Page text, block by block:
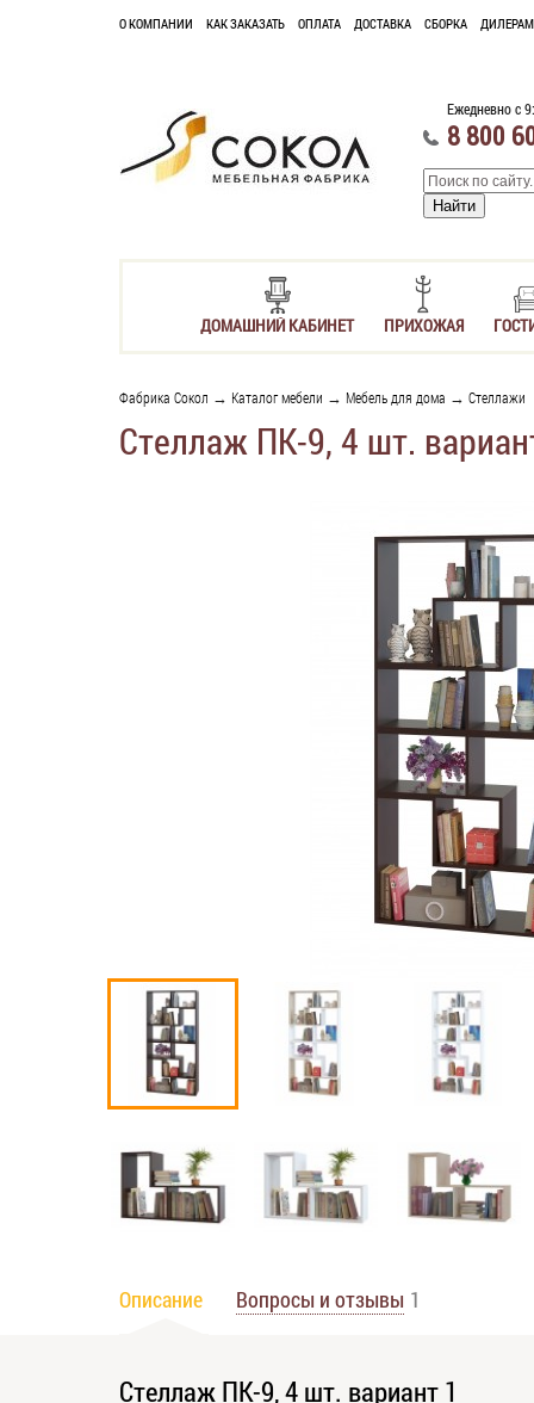
О КОМПАНИИ КАК ЗАКАЗАТЬ ОПЛАТА ДОСТАВКА СБОРКА ДИЛЕРАМ
Ежедневно с
8 800
ДОМАШНИЙ КАБИНЕТ ПРИХОЖАЯ
Фабрика Сокол → Каталог мебели → Мебель для дома → Стеллажи
Стеллаж ПК-9, 4 шт.
Описание Вопросы и отзывы 1
Стеллаж ПК-9, 4 шт. вариант 1